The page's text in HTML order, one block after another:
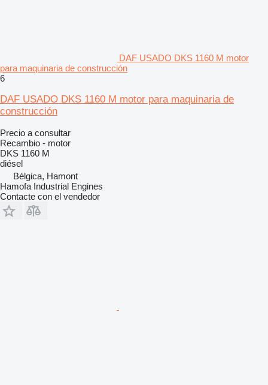
DAF USADO DKS 1160 M motor
para maquinaria de construcción
6
DAF USADO DKS 1160 M motor para maquinaria de
construcción
Precio a consultar
Recambio - motor
DKS 1160 M
diésel
Bélgica, Hamont
Hamofa Industrial Engines
Contacte con el vendedor